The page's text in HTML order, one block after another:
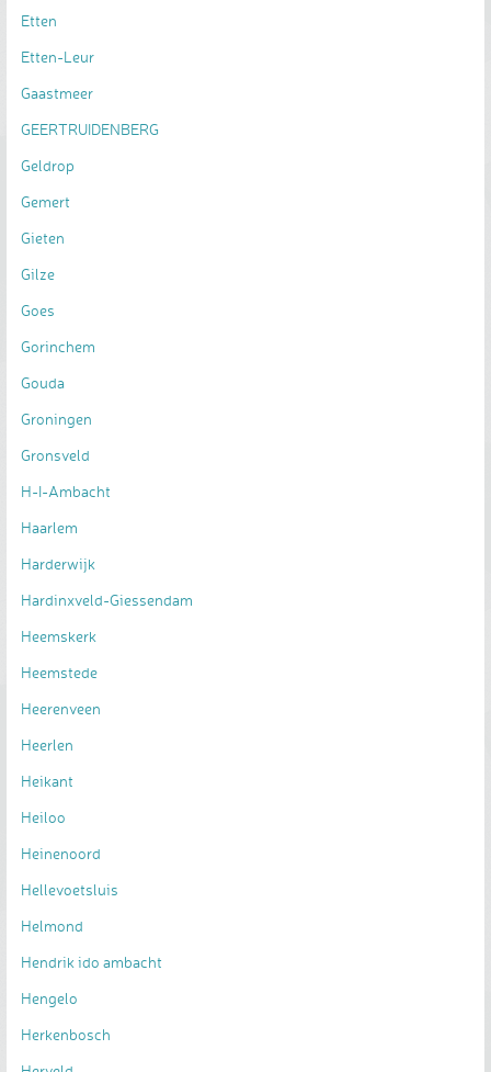
Etten
Etten-Leur
Gaastmeer
GEERTRUIDENBERG
Geldrop
Gemert
Gieten
Gilze
Goes
Gorinchem
Gouda
Groningen
Gronsveld
H-I-Ambacht
Haarlem
Harderwijk
Hardinxveld-Giessendam
Heemskerk
Heemstede
Heerenveen
Heerlen
Heikant
Heiloo
Heinenoord
Hellevoetsluis
Helmond
Hendrik ido ambacht
Hengelo
Herkenbosch